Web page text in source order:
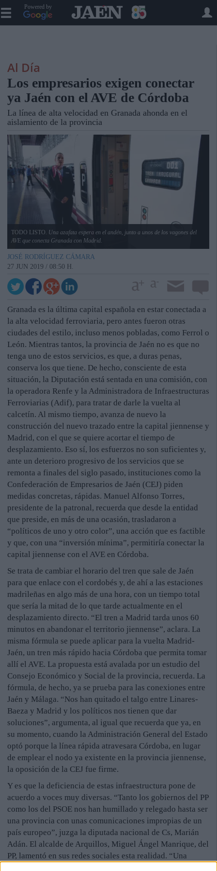
Powered by
Al Día
Los empresarios exigen conectar
ya Jaén con el AVE de Córdoba
La línea de alta velocidad en Granada ahonda en el
aislamiento de la provincia
TODO LISTO. Una azafata espera en el andén, junto a unos de los vagones del
AVE que conecta Granada con Madrid.
JOSÉ RODRÍGUEZ CÁMARA
27 JUN 2019 / 08:50 H.
Granada es la última capital española en estar conectada a
la alta velocidad ferroviaria, pero antes fueron otras
ciudades del estilo, incluso menos pobladas, como Ferrol o
León. Mientras tantos, la provincia de Jaén no es que no
tenga uno de estos servicios, es que, a duras penas,
conserva los que tiene. De hecho, consciente de esta
situación, la Diputación está sentada en una comisión, con
la operadora Renfe y la Administradora de Infraestructuras
Ferroviarias (Adif), para tratar de darle la vuelta al
calcetín. Al mismo tiempo, avanza de nuevo la
construcción del nuevo trazado entre la capital jiennense y
Madrid, con el que se quiere acortar el tiempo de
desplazamiento. Eso sí, los esfuerzos no son suficientes y,
ante un deterioro progresivo de los servicios que se
remonta a finales del siglo pasado, instituciones como la
Confederación de Empresarios de Jaén (CEJ) piden
medidas concretas, rápidas. Manuel Alfonso Torres,
presidente de la patronal, recuerda que desde la entidad
que preside, en más de una ocasión, trasladaron a
“políticos de uno y otro color”, una acción que es factible
y que, con una “inversión mínima”, permitiría conectar la
capital jiennense con el AVE en Córdoba.
Se trata de cambiar el horario del tren que sale de Jaén
para que enlace con el cordobés y, de ahí a las estaciones
madrileñas en algo más de una hora, con un tiempo total
que sería la mitad de lo que tarde actualmente en el
desplazamiento directo. “El tren a Madrid tarda unos 60
minutos en abandonar el territorio jiennense”, aclara. La
misma fórmula se puede aplicar para la vuelta Madrid-
Jaén, un tren más rápido hacia Córdoba que permita tomar
allí el AVE. La propuesta está avalada por un estudio del
Consejo Económico y Social de la provincia, recuerda. La
fórmula, de hecho, ya se prueba para las conexiones entre
Jaén y Málaga. “Nos han quitado el talgo entre Linares-
Baeza y Madrid y los políticos nos tienen que dar
soluciones”, argumenta, al igual que recuerda que ya, en
su momento, cuando la Administración General del Estado
optó porque la línea rápida atravesara Córdoba, en lugar
de emplear el nodo ya existente en la provincia jiennense,
la oposición de la CEJ fue firme.
Y es que la deficiencia de estas infraestructura pone de
acuerdo a voces muy diversas. “Tanto los gobiernos del PP
como los del PSOE nos han humillado y relegado hasta ser
una provincia con unas comunicaciones impropias de un
país europeo”, juzga la diputada nacional de Cs, Marián
Adán. El alcalde de Arquillos, Miguel Ángel Manrique, del
PP, lamentó en sus redes sociales esta realidad. “Una